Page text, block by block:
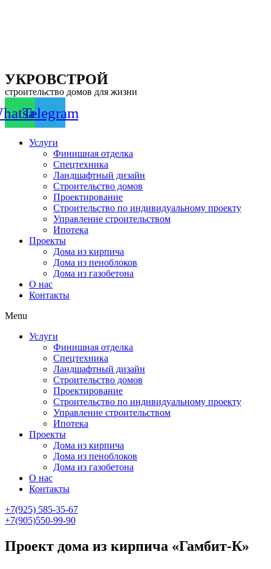
УКРОВСТРОЙ
строительство домов для жизни
Telegram
Услуги
Финишная отделка
Спецтехника
Ландшафтный дизайн
Строительство домов
Проектирование
Строительство по индивидуальному проекту
Управление строительством
Ипотека
Проекты
Дома из кирпича
Дома из пеноблоков
Дома из газобетона
О нас
Контакты
Menu
Услуги
Финишная отделка
Спецтехника
Ландшафтный дизайн
Строительство домов
Проектирование
Строительство по индивидуальному проекту
Управление строительством
Ипотека
Проекты
Дома из кирпича
Дома из пеноблоков
Дома из газобетона
О нас
Контакты
+7(925) 585-35-67
+7(905)550-99-90
Проект дома из кирпича «Гамбит-К»